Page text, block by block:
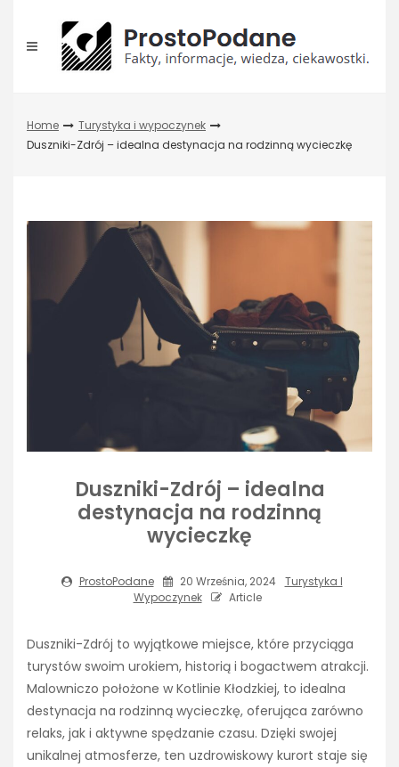
content
Home
Turystyka i wypoczynek
Duszniki-Zdrój – idealna destynacja na rodzinną wycieczkę
Duszniki-Zdrój – idealna
destynacja na rodzinną
wycieczkę
ProstoPodane 20 Września, 2024
Turystyka I
Wypoczynek
Article
Duszniki-Zdrój to wyjątkowe miejsce, które przyciąga
turystów swoim urokiem, historią i bogactwem atrakcji.
Malowniczo położone w Kotlinie Kłodzkiej, to idealna
destynacja na rodzinną wycieczkę, oferująca zarówno
relaks, jak i aktywne spędzanie czasu. Dzięki swojej
unikalnej atmosferze, ten uzdrowiskowy kurort staje się